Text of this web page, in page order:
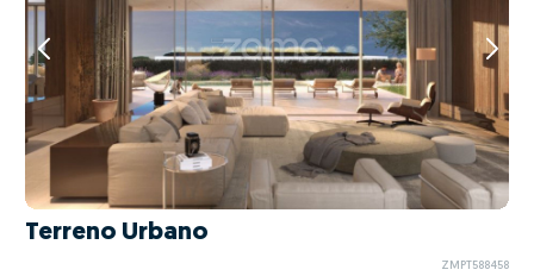
Terreno Urbano
ZMPT588458